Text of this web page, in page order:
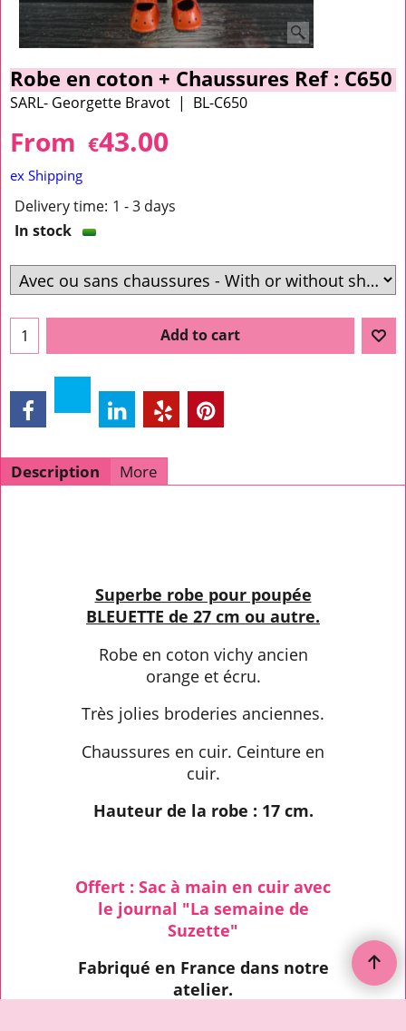
Robe en coton + Chaussures Ref : C650
SARL- Georgette Bravot BL-C650
From €43.00
ex Shipping
Delivery time: 1 - 3 days
In stock
Add to cart
Description More
Superbe robe pour poupée
BLEUETTE de 27 cm ou autre.
Robe en coton vichy ancien
orange et écru.
Très jolies broderies anciennes.
Chaussures en cuir. Ceinture en
cuir.
Hauteur de la robe : 17 cm.
Offert : Sac à main en cuir avec
le journal "La semaine de
Suzette"
Fabriqué en France dans notre
atelier.